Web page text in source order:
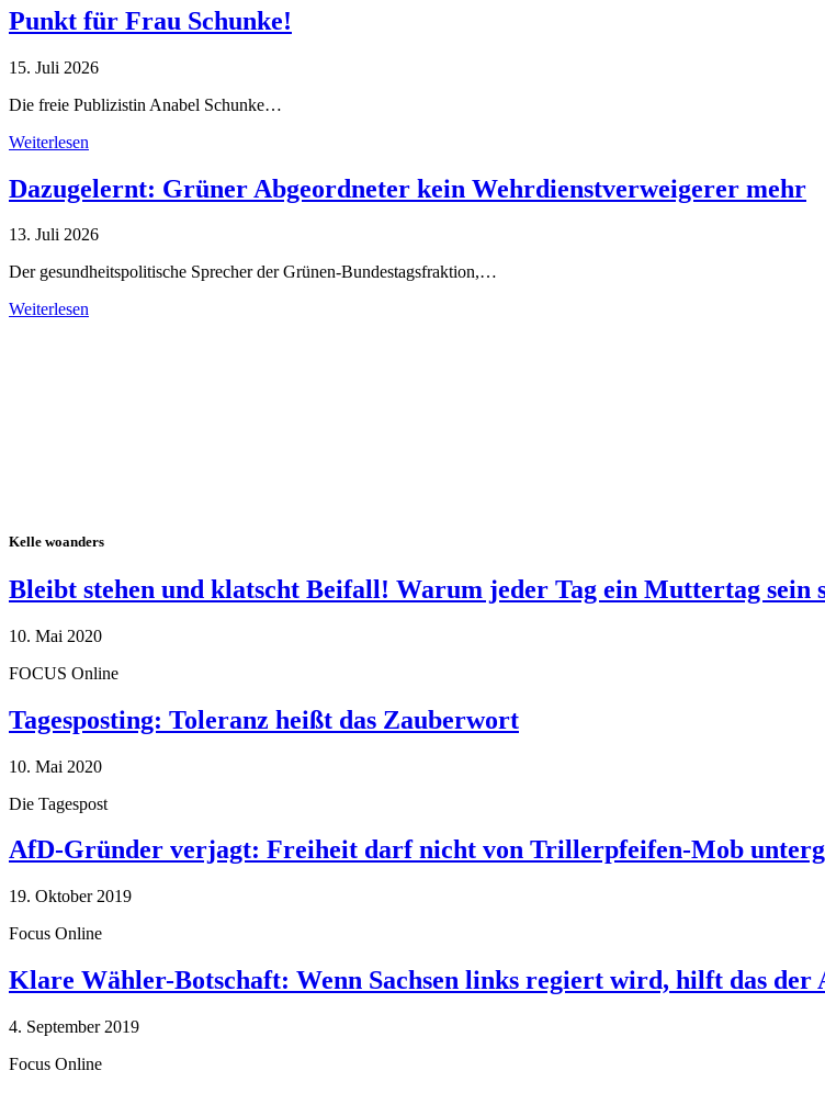
Punkt für Frau Schunke!
15. Juli 2026
Die freie Publizistin Anabel Schunke…
Weiterlesen
Dazugelernt: Grüner Abgeordneter kein Wehrdienstverweigerer mehr
13. Juli 2026
Der gesundheitspolitische Sprecher der Grünen-Bundestagsfraktion,…
Weiterlesen
Kelle woanders
Bleibt stehen und klatscht Beifall! Warum jeder Tag ein Muttertag sein
10. Mai 2020
FOCUS Online
Tagesposting: Toleranz heißt das Zauberwort
10. Mai 2020
Die Tagespost
AfD-Gründer verjagt: Freiheit darf nicht von Trillerpfeifen-Mob
19. Oktober 2019
Focus Online
Klare Wähler-Botschaft: Wenn Sachsen links regiert wird, hilft das der
4. September 2019
Focus Online